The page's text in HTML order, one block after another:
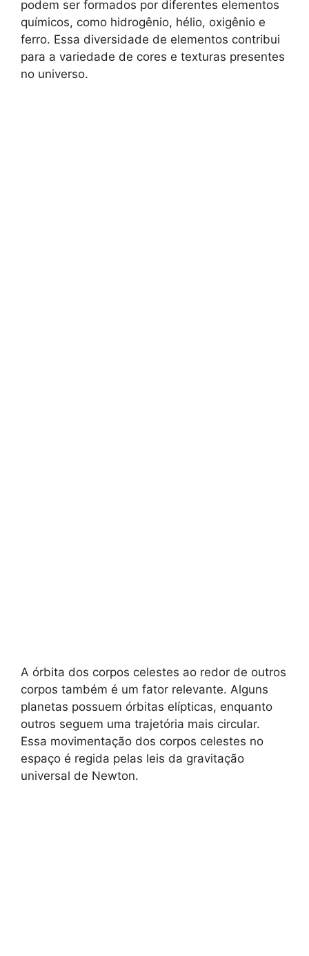
podem ser formados por diferentes elementos
químicos, como hidrogênio, hélio, oxigênio e
ferro. Essa diversidade de elementos contribui
para a variedade de cores e texturas presentes
no universo.
A órbita dos corpos celestes ao redor de outros
corpos também é um fator relevante. Alguns
planetas possuem órbitas elípticas, enquanto
outros seguem uma trajetória mais circular.
Essa movimentação dos corpos celestes no
espaço é regida pelas leis da gravitação
universal de Newton.